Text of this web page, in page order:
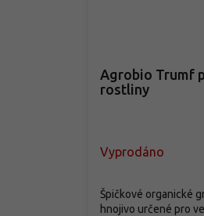
Agrobio Trumf
rostliny
Vyprodáno
Špičkové organické
hnojivo určené pro